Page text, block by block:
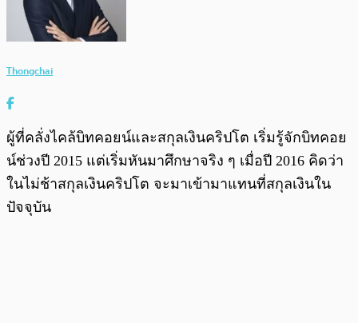
Thongchai
ผู้ที่คลั่งไคล้บิทคอยน์และสกุลเงินคริปโต เริ่มรู้จักบิทคอย
น์ช่วงปี 2015 แต่เริ่มหันมาศึกษาจริง ๆ เมื่อปี 2016 คิดว่า
ในไม่ช้าสกุลเงินคริปโต จะมาเข้ามาแทนที่สกุลเงินใน
ปัจจุบัน